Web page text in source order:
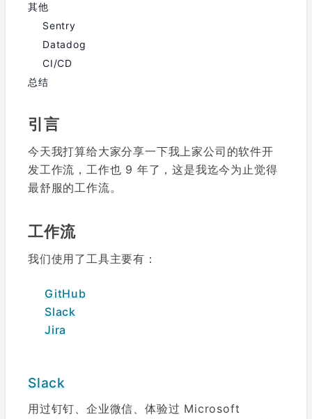
其他
Sentry
Datadog
CI/CD
总结
引言
今天我打算给大家分享一下我上家公司的软件开
发工作流，工作也 9 年了，这是我迄今为止觉得
最舒服的工作流。
工作流
我们使用了工具主要有：
GitHub
Slack
Jira
Slack
用过钉钉、企业微信、体验过 Microsoft